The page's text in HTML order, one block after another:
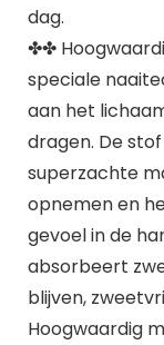
dag.
✤✤
speciale
aan het
dragen. De
superzachte
opnemen en
gevoel in de
absorbeert
blijven,
Hoogwaardig